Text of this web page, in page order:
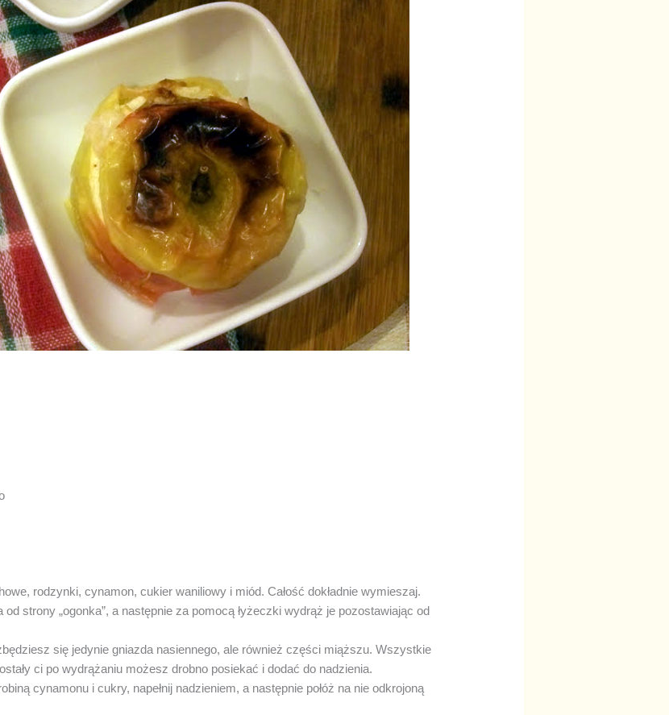
rodzynki, cynamon, cukier waniliowy i miód. Całość dokładnie wymieszaj.
od strony „ogonka”, a następnie za pomocą łyżeczki wydrąż je pozostawiając od
się jedynie gniazda nasiennego, ale również części miąższu. Wszystkie
ci po wydrążaniu możesz drobno posiekać i dodać do nadzienia.
cynamonu i cukry, napełnij nadzieniem, a następnie połóż na nie odkrojoną